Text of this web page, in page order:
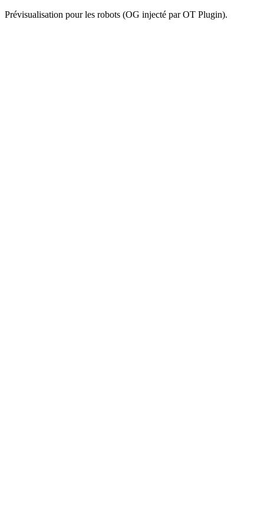
Prévisualisation pour les robots (OG injecté par OT Plugin).